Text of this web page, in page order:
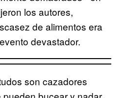
los autores,
de alimentos era
devastador.
son cazadores